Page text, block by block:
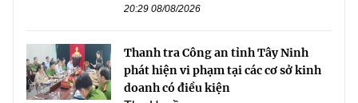
20:29 08/08/2026
Thanh tra Công an tỉnh Tây Ninh
phát hiện vi phạm tại các cơ sở kinh
doanh có điều kiện